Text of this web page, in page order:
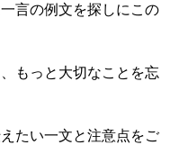
言の例文を探しにこの
もっと大切なことを忘
たい一文と注意点をご